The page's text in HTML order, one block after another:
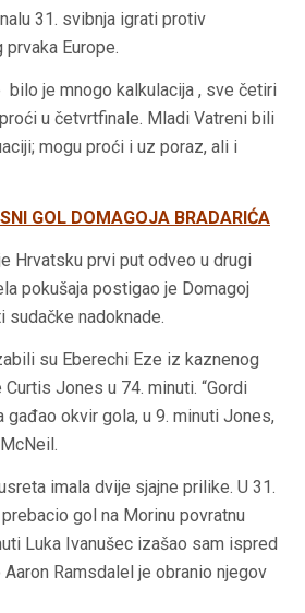
31. svibnja igrati protiv
Europe.
bilo je mnogo kalkulacija , sve četiri
u četvrtfinale. Mladi Vatreni bili
mogu proći i uz poraz, ali i
GOL DOMAGOJA BRADARIĆA
Hrvatsku prvi put odveo u drugi
pokušaja postigao je Domagoj
sudačke nadoknade.
su Eberechi Eze iz kaznenog
Jones u 74. minuti. “Gordi
gađao okvir gola, u 9. minuti Jones,
imala dvije sjajne prilike. U 31.
gol na Morinu povratnu
Luka Ivanušec izašao sam ispred
Ramsdalel je obranio njegov